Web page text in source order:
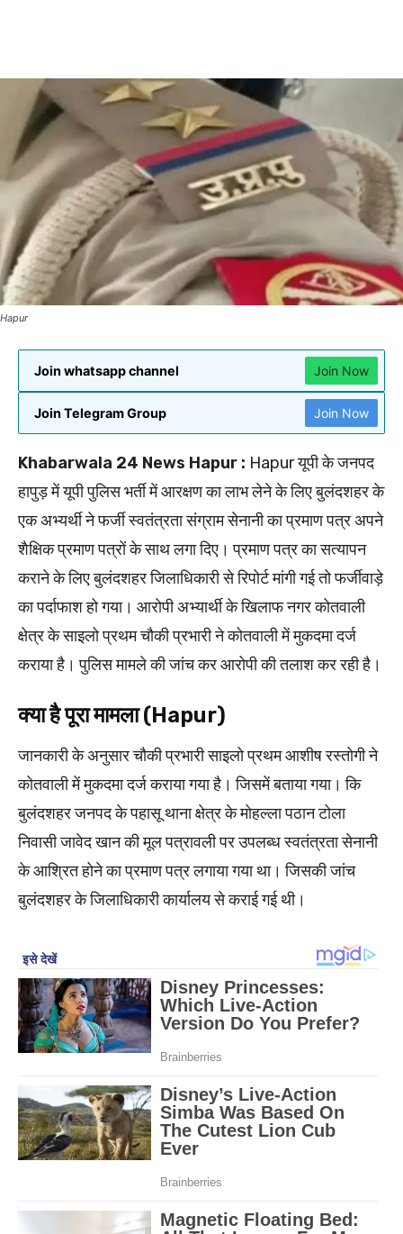
Hapur
Join whatsapp channel Join Now
Join Telegram Group Join Now
Khabarwala 24 News Hapur : Hapur यूपी के जनपद
हापुड़ में यूपी पुलिस भर्ती में आरक्षण का लाभ लेने के लिए बुलंदशहर के
एक अभ्यर्थी ने फर्जी स्वतंत्रता संग्राम सेनानी का प्रमाण पत्र अपने
शैक्षिक प्रमाण पत्रों के साथ लगा दिए। प्रमाण पत्र का सत्यापन
कराने के लिए बुलंदशहर जिलाधिकारी से रिपोर्ट मांगी गई तो फर्जीवाड़े
का पर्दाफाश हो गया। आरोपी अभ्यार्थी के खिलाफ नगर कोतवाली
क्षेत्र के साइलो प्रथम चौकी प्रभारी ने कोतवाली में मुकदमा दर्ज
कराया है। पुलिस मामले की जांच कर आरोपी की तलाश कर रही है।
क्या है पूरा मामला (Hapur)
जानकारी के अनुसार चौकी प्रभारी साइलो प्रथम आशीष रस्तोगी ने
कोतवाली में मुकदमा दर्ज कराया गया है। जिसमें बताया गया। कि
बुलंदशहर जनपद के पहासू थाना क्षेत्र के मोहल्ला पठान टोला
निवासी जावेद खान की मूल पत्रावली पर उपलब्ध स्वतंत्रता सेनानी
के आश्रित होने का प्रमाण पत्र लगाया गया था। जिसकी जांच
बुलंदशहर के जिलाधिकारी कार्यालय से कराई गई थी।